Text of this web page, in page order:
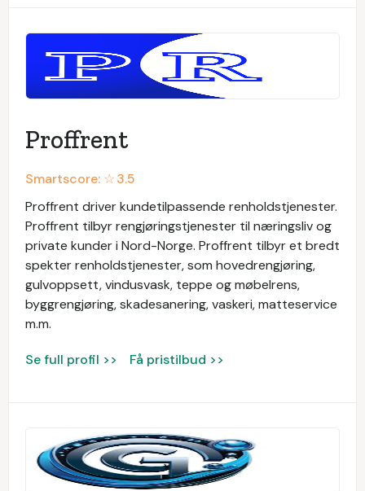
Proffrent
Smartscore: ☆3.5
Proffrent driver kundetilpassende renholdstjenester.
Proffrent tilbyr rengjøringstjenester til næringsliv og
private kunder i Nord-Norge. Proffrent tilbyr et bredt
spekter renholdstjenester, som hovedrengjøring,
gulvoppsett, vindusvask, teppe og møbelrens,
byggrengjøring, skadesanering, vaskeri, matteservice
m.m.
Se full profil >> Få pristilbud >>